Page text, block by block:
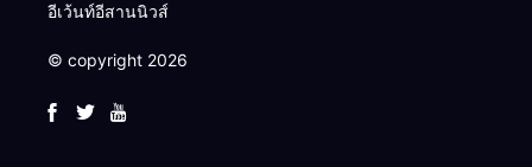
อีเว้นท์อีสานนิวส์
© copyright 2026